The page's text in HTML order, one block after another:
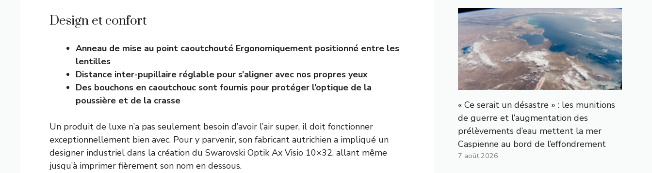
Design et confort
Anneau de mise au point caoutchouté Ergonomiquement positionné entre les
lentilles
Distance inter-pupillaire réglable pour s’aligner avec nos propres yeux
Des bouchons en caoutchouc sont fournis pour protéger l’optique de la
poussière et de la crasse
Un produit de luxe n’a pas seulement besoin d’avoir l’air super, il doit fonctionner
exceptionnellement bien avec. Pour y parvenir, son fabricant autrichien a impliqué un
designer industriel dans la création du Swarovski Optik Ax Visio 10×32, allant même
jusqu’à imprimer fièrement son nom en dessous.
« Ce serait un désastre » : les munitions
de guerre et l’augmentation des
prélèvements d’eau mettent la mer
Caspienne au bord de l’effondrement
7 août 2026